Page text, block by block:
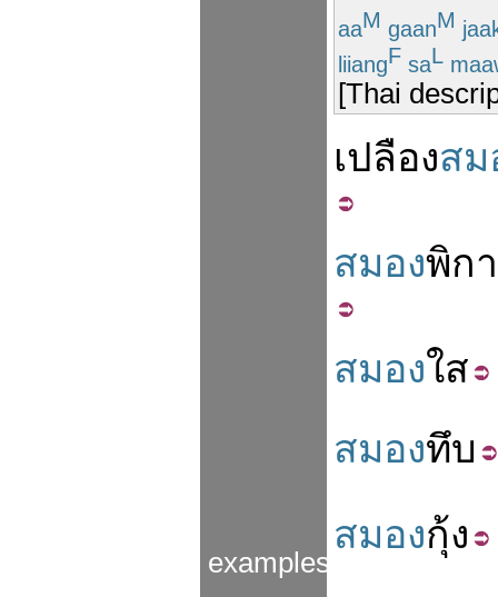
examples
aaM gaanM
liiangF saL
[Thai
เปลืองสม
สมองพิก
สมองใส
สมองทึบ
สมองกุ้ง